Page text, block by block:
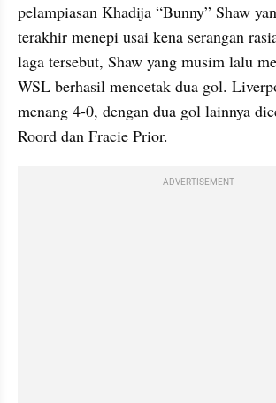
pelampiasan Khadija “Bunny” Shaw
terakhir menepi usai kena serangan
laga tersebut, Shaw yang musim lalu
WSL berhasil mencetak dua gol.
menang 4-0, dengan dua gol lainnya
Roord dan Fracie Prior.
ADVERTISEMENT